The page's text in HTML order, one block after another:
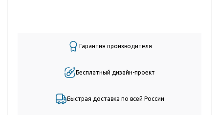
Гарантия производителя
Бесплатный дизайн-проект
Быстрая доставка по всей России